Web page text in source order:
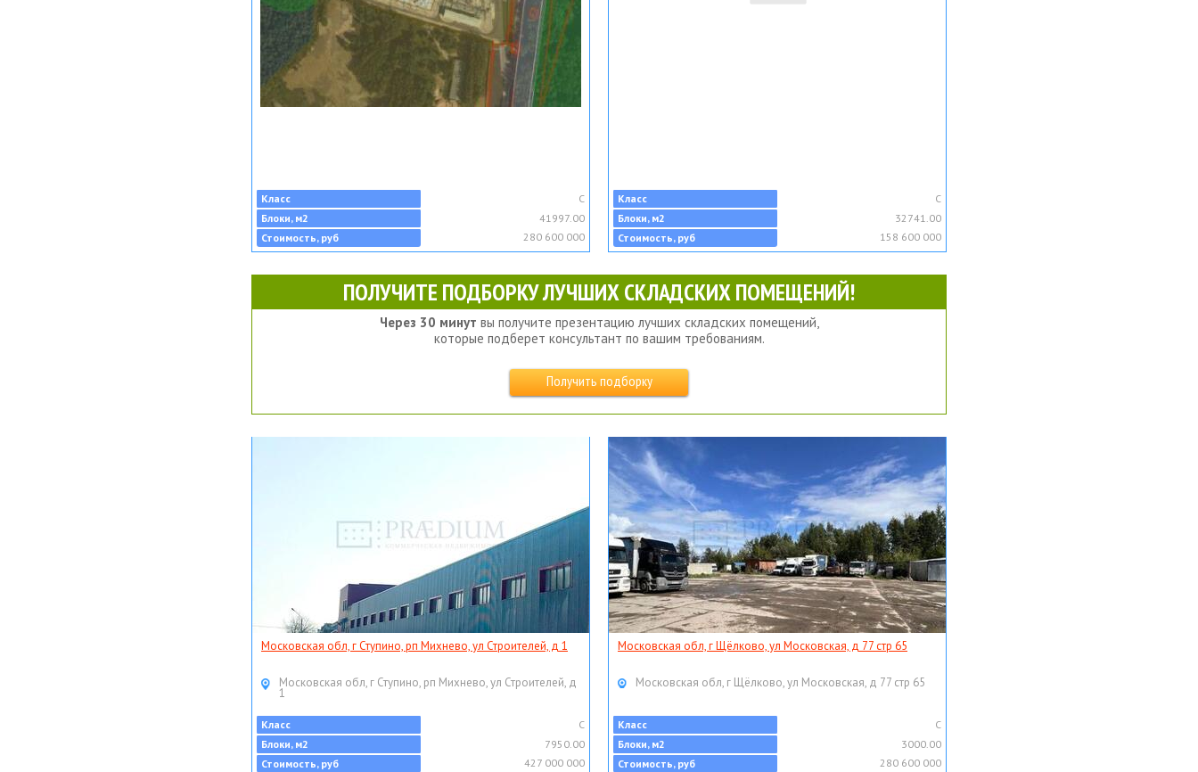
Класс
C
Блоки, м2
41997.00
Стоимость, руб
280 600 000
Класс
C
Блоки, м2
32741.00
Стоимость, руб
158 600 000
ПОЛУЧИТЕ ПОДБОРКУ ЛУЧШИХ СКЛАДСКИХ ПОМЕЩЕНИЙ!
Через 30 минут вы получите презентацию лучших складских помещений,
которые подберет консультант по вашим требованиям.
Получить подборку
Московская обл, г Ступино, рп Михнево, ул Строителей, д 1
Московская обл, г Ступино, рп Михнево, ул Строителей, д
1
Класс
C
Блоки, м2
7950.00
Стоимость, руб
427 000 000
Московская обл, г Щёлково, ул Московская, д 77 стр 65
Московская обл, г Щёлково, ул Московская, д 77 стр 65
Класс
C
Блоки, м2
3000.00
Стоимость, руб
280 600 000